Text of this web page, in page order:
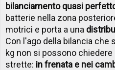
bilanciamento quasi
batterie nella zona
motrici e porta a una
Con l'ago della bilancia che
kg non si possono
strette: in frenata e nei